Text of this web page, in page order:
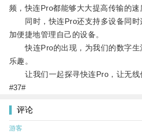
频，快连Pro都能够大大提高传输的速
同时，快连Pro还支持多设备同时
加便捷地管理自己的设备。
快连Pro的出现，为我们的数字生
乐趣。
让我们一起探寻快连Pro，让无线
#37#
评论
游客